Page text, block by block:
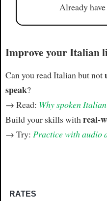
Already have
Improve your Italian
Can you read Italian but not
speak?
→ Read: Why spoken
Build your skills withreal-
→ Try: Practice with audio
RATES